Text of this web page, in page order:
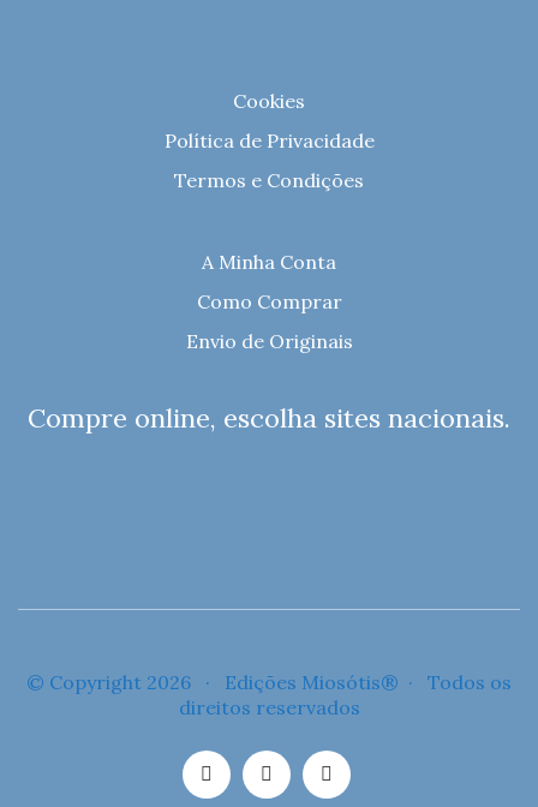
Cookies
Política de Privacidade
Termos e Condições
A Minha Conta
Como Comprar
Envio de Originais
Compre online, escolha sites nacionais.
© Copyright 2026 · Edições Miosótis® · Todos os
direitos reservados